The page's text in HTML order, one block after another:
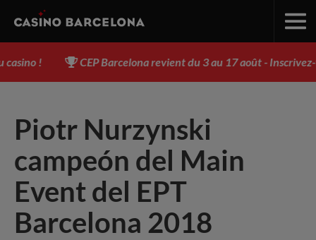
! CEP Barcelona revient du 3 au 17 août - Inscrivez-
Piotr Nurzynski
campeón del Main
Event del EPT
Barcelona 2018